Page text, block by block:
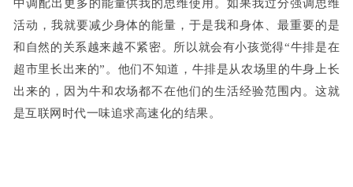
中调配出更多的能量供我的思维使用。 如果我过分强调思维
活动，我就要减少身体的能量，于是我和身体、最重要的是
和自然的关系越来越不紧密。 所以就会有小孩觉得“牛排是在
超市里长出来的”。他们不知道，牛排是从农场里的牛身上长
出来的，因为牛和农场都不在他们的生活经验范围内。这就
是互联网时代一味追求高速化的结果。